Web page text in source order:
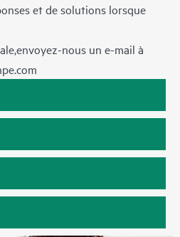
et de solutions lorsque
nous un e-mail à